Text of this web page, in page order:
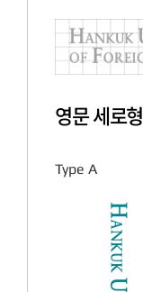
영문 세로형
Type A